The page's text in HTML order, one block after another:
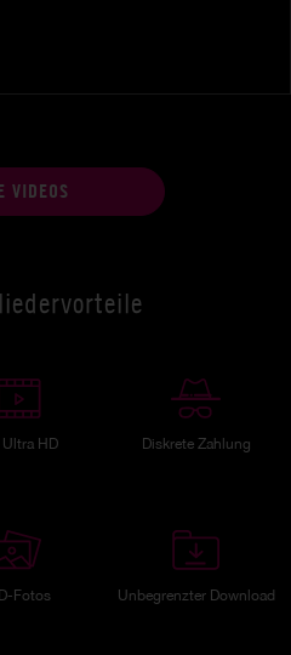
VIDEOS
HD Diskrete Zahlung
Fotos Unbegrenzter Download